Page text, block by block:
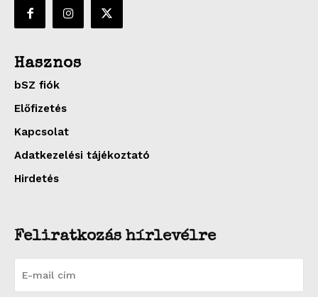
Hasznos
bSZ fiók
Előfizetés
Kapcsolat
Adatkezelési tájékoztató
Hirdetés
Feliratkozás hírlevélre